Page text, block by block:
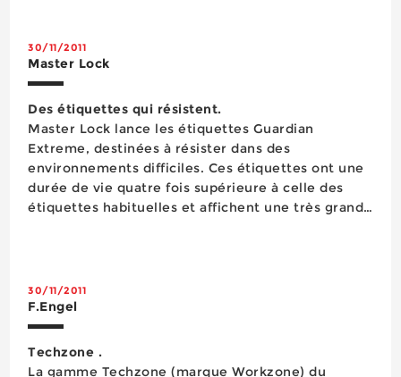
30/11/2011
Master Lock
Des étiquettes qui résistent.
Master Lock lance les étiquettes Guardian
Extreme, destinées à résister dans des
environnements difficiles. Ces étiquettes ont une
durée de vie quatre fois supérieure à celle des
étiquettes habituelles et affichent une très grande
30/11/2011
F.Engel
Techzone .
La gamme Techzone (marque Workzone) du